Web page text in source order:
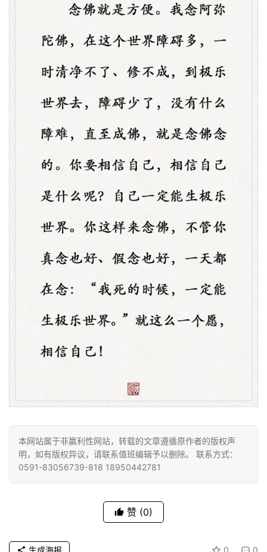
音
高
僧
访
谈
菩
本网站属于非赢利性网站，转载的文章遵循原作者的版权声
明，如有版权异议，请联系值班编辑予以删除。 联系方式：
0591-83056739-818 18950442781
赞 (0)
0 0
生成海报